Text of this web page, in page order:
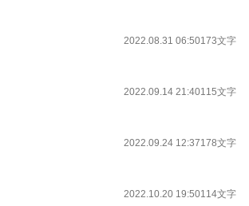
2022.08.31 06:50173文字
2022.09.14 21:40115文字
2022.09.24 12:37178文字
2022.10.20 19:50114文字